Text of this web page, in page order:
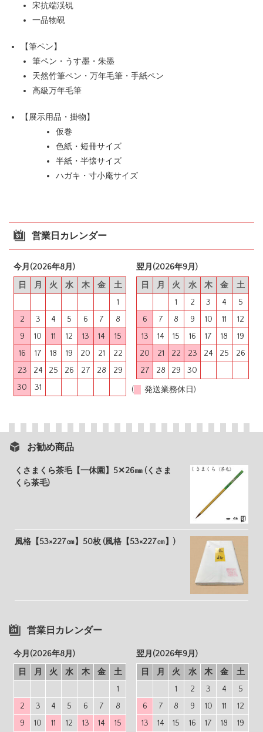
宋抗端渓硯
一品物硯
【筆ペン】
筆ペン・うす墨・朱墨
天然竹筆ペン・万年毛筆・手紙ペン
高級万年毛筆
【展示用品・掛物】
仮巻
色紙・短冊サイズ
半紙・半懐サイズ
ハガキ・寸小庵サイズ
営業日カレンダー
今月(2026年8月)
日
月 火 水 木 金
土
1
2
3 4 5 6 7
8
9
10 11 12 13 14
15
16
17 18 19 20 21
22
23
24 25 26 27 28
29
30
31
翌月(2026年9月)
日
月 火 水 木 金
土
1
2 3 4
5
6
7 8 9 10 11
12
13
14 15 16 17 18
19
20
21 22 23 24 25
26
27
28 29 30
( 発送業務休日)
お勧め商品
くさまくら茶毛【一休園】5✕26㎜ (くさま
くら茶毛)
風格【53×227㎝】50枚 (風格【53×227㎝】)
営業日カレンダー
今月(2026年8月)
日
月 火 水 木 金
土
1
2
3 4 5 6 7
8
9
10 11 12 13 14 15
翌月(2026年9月)
日
月 火 水 木 金
土
1
2 3 4
5
6
7 8 9 10 11
12
13
14 15 16 17 18 19